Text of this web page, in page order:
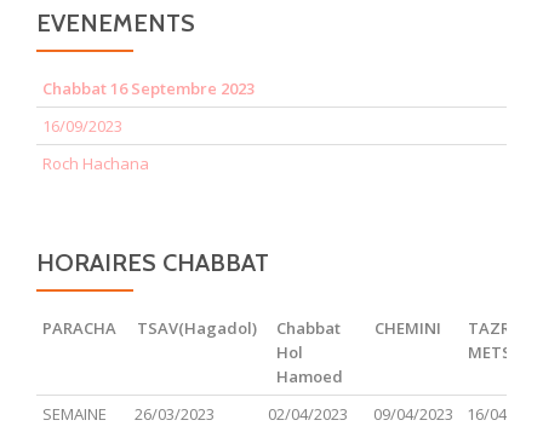
EVENEMENTS
Chabbat 16 Septembre 2023
16/09/2023
Roch Hachana
HORAIRES CHABBAT
PARACHA TSAV(Hagadol)
Chabbat
Hol
Hamoed
CHEMINI
TAZRIA
PARACHA TSAV(Hagadol)
Chabbat
CHEMINI
TAZRIA
SEMAINE
26/03/2023 02/04/2023 09/04/2023 16/04/